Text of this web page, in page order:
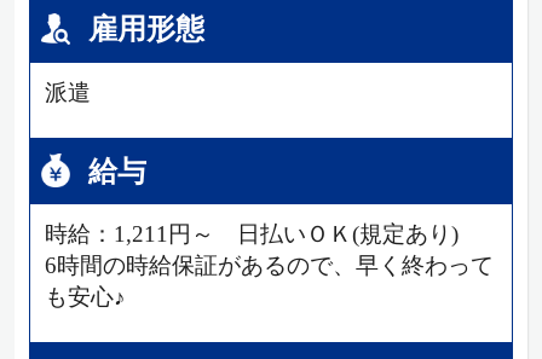
雇用形態
派遣
給与
時給：1,211円～ 日払いＯＫ(規定あり)
6時間の時給保証があるので、早く終わって
も安心♪